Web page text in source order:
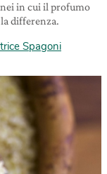
in cui il profumo
differenza.
Spagoni